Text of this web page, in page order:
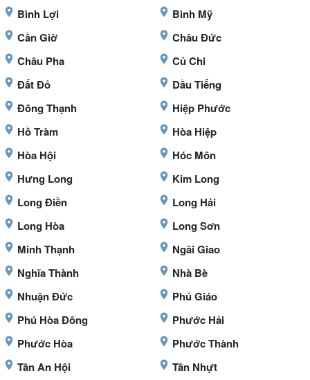
Bình Lợi
Bình Mỹ
Cần Giờ
Châu Đức
Châu Pha
Củ Chi
Đất Đỏ
Dầu Tiếng
Đông Thạnh
Hiệp Phước
Hồ Tràm
Hòa Hiệp
Hòa Hội
Hóc Môn
Hưng Long
Kim Long
Long Điền
Long Hải
Long Hòa
Long Sơn
Minh Thạnh
Ngãi Giao
Nghĩa Thành
Nhà Bè
Nhuận Đức
Phú Giáo
Phú Hòa Đông
Phước Hải
Phước Hòa
Phước Thành
Tân An Hội
Tân Nhựt